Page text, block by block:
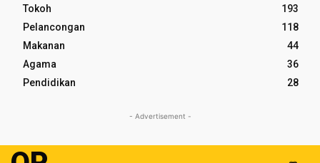
Tokoh
193
Pelancongan
118
Makanan
44
Agama
36
Pendidikan
28
- Advertisement -